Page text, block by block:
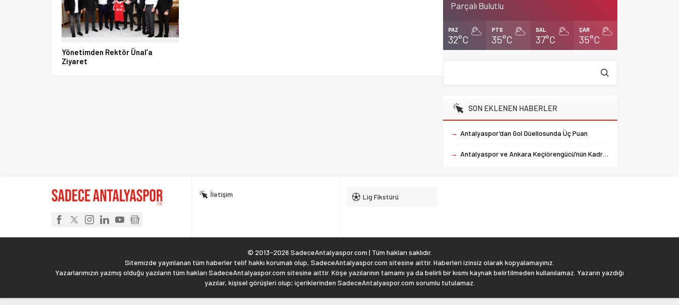
Yönetimden Rektör Ünal’a
Ziyaret
Parçalı Bulutlu
PAZ
32°C
PTS
35°C
SAL
37°C
ÇAR
35°C
SON EKLENEN HABERLER
→ Antalyaspor’dan Gol Düellosunda Üç Puan
→ Antalyaspor ve Ankara Keçiörengücü’nün Kadroları Belli Oldu
İletişim Lig Fikstürü
© 2013-2026 SadeceAntalyaspor.com | Tüm hakları saklıdır.
Sitemizde yayınlanan tüm haberler telif hakkı korumalı olup, SadeceAntalyaspor.com sitesine aittir. Haberleri izinsiz olarak kopyalamayınız.
Yazarlarımızın yazmış olduğu yazıların tüm hakları SadeceAntalyaspor.com sitesine aittir. Köşe yazılarının tamamı ya da belirli bir kısmı kaynak belirtilmeden kullanılamaz. Yazarın yazdığı
yazılar, kişisel görüşleri olup; içeriklerinden SadeceAntalyaspor.com sorumlu tutulamaz.